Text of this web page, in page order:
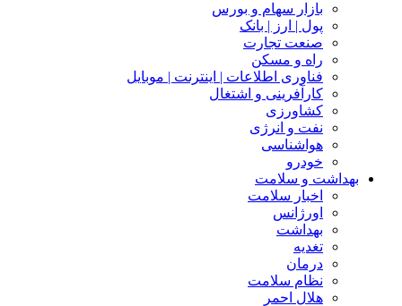
بازار سهام و بورس
پول | ارز | بانک
صنعت تجارت
راه و مسکن
فناوری اطلاعات | اینترنت | موبایل
کارآفرینی و اشتغال
کشاورزی
نفت و انرژی
هواشناسی
خودرو
بهداشت و سلامت
اخبار سلامت
اورژانس
بهداشت
تغدیه
درمان
نظام سلامت
هلال احمر